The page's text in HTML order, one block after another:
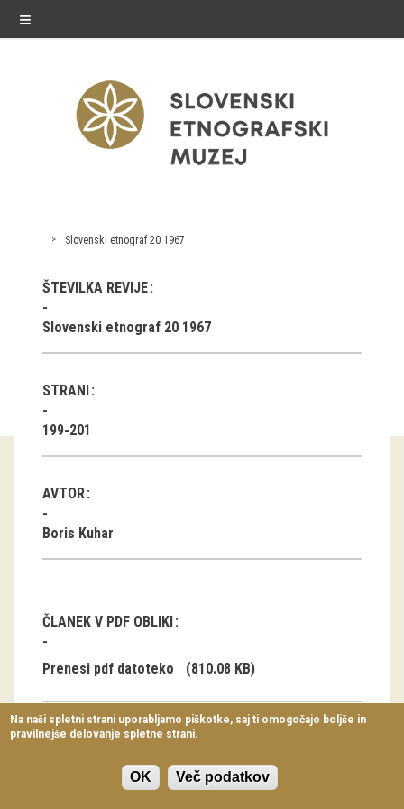
≡
razstave
Stalne razstave
Občasne razstave
Gostovanja
E-razstave
Virtualni sprehodi
Razstavni projekti
Napovednik
Arhiv razstav
Koledar dogodkov
Prireditve
Predavanja
Delavnice
Vodeni ogledi
Slovenski etnograf 20 1967
ŠTEVILKA REVIJE
Slovenski etnograf 20 1967
STRANI
199-201
AVTOR
Boris Kuhar
ČLANEK V PDF OBLIKI
Prenesi pdf datoteko (810.08 KB)
Günter
Na naši spletni strani uporabljamo piškotke, saj ti omogočajo boljše in
pravilnejše delovanje spletne strani.
OK Več podatkov